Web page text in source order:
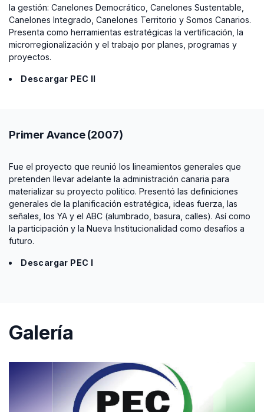
la gestión: Canelones Democrático, Canelones Sustentable,
Canelones Integrado, Canelones Territorio y Somos Canarios.
Presenta como herramientas estratégicas la vertificación, la
microrregionalización y el trabajo por planes, programas y
proyectos.
Descargar PEC II
Primer Avance (2007)
Fue el proyecto que reunió los lineamientos generales que
pretenden llevar adelante la administración canaria para
materializar su proyecto político. Presentó las definiciones
generales de la planificación estratégica, ideas fuerza, las
señales, los YA y el ABC (alumbrado, basura, calles). Así como
la participación y la Nueva Institucionalidad como desafíos a
futuro.
Descargar PEC I
Galería